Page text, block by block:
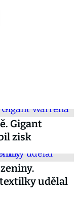
Gigant
zisk
udělal